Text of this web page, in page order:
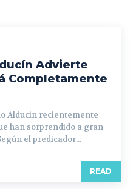
Advierte
Completamente
Alducin recientemente
han sorprendido a gran
de sus seguidores. Según el predicador...
READ